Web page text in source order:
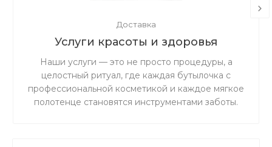
Доставка
Услуги красоты и здоровья
Наши услуги — это не просто процедуры, а
целостный ритуал, где каждая бутылочка с
профессиональной косметикой и каждое мягкое
полотенце становятся инструментами заботы.